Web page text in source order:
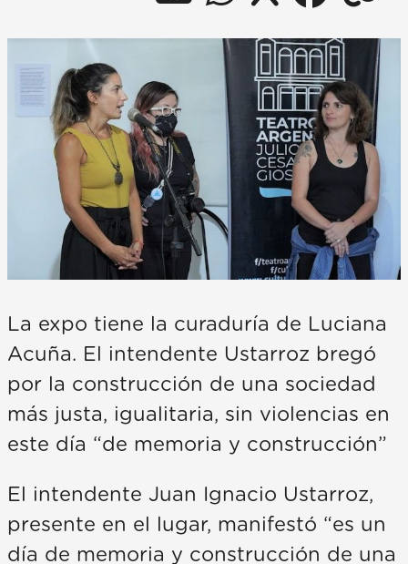
La expo tiene la curaduría de Luciana
Acuña. El intendente Ustarroz bregó
por la construcción de una sociedad
más justa, igualitaria, sin violencias en
este día “de memoria y construcción”
El intendente Juan Ignacio Ustarroz,
presente en el lugar, manifestó “es un
día de memoria y construcción de una